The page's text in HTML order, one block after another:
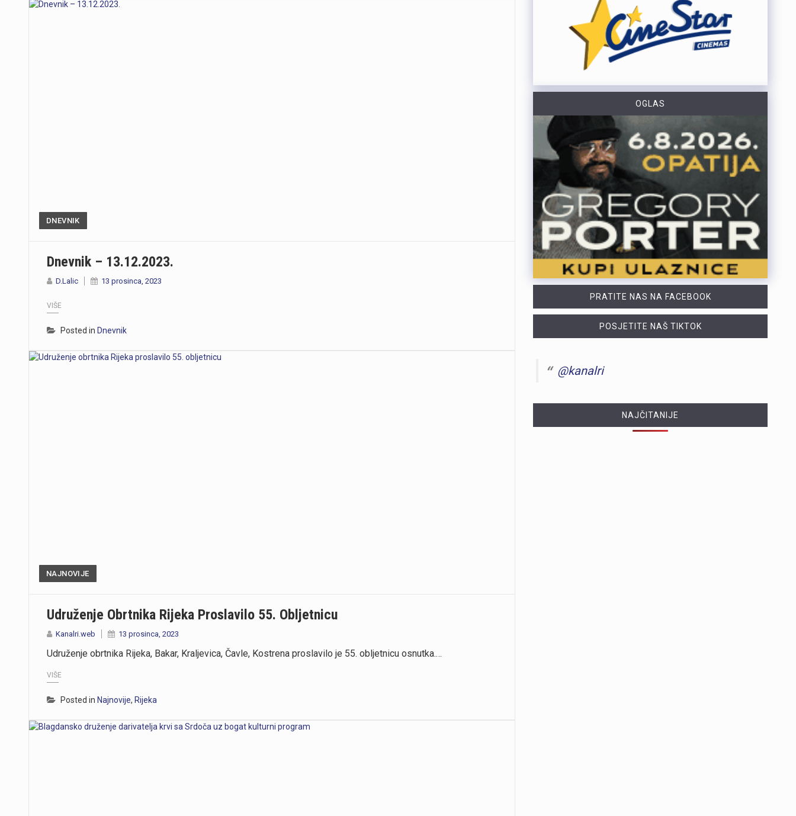
https://youtu.be/YVbmHv3gA5o U sklopu obilježavanja Dana pobjede i domovinske zahvalnosti te Dana hrvatskih branitelja, na Gatu Karoline Riječke u Rijeci građanima su za razgledavanje otvoreni službeni brodovi državnih tijela. Posjetitelji su mogli obići policijski brod „Marino Jakominić“ i novi carinski brod „Šibenik“ te izbliza upoznati rad posada i tehnologiju na plovilima. Iako je brod Lučke kapetanije bio u luci, nije bio otvoren za razgledavanje, dok najavljeni brod Hrvatske ratne mornarice ove godine nije stigao u Rijeku. Više u videoprilogu:
Otvorene su prijave za šesto izdanje amaterskog stolnoteniskog turnira Pajol Open. Turnir zajednički organiziraju Pajol Beach Bar i Distune Promotion. I ove se godine igra za projekt PingPongParkinson®. To je inicijativa namijenjena osobama oboljelima od Parkinsonove bolesti. Projekt je u New Yorku pokrenuo riječki glazbenik svjetskoga glasa Nenad Bach. Njemu je bolest dijagnosticirana, a nakon redovitog igranja stolnog tenisa primijetio je značajna poboljšanja. Danas u svijetu postoji više od 400 klubova u 30 zemalja. Održavaju se nacionalna i svjetska prvenstva. Sav prihod od kotizacija iznosi 10 eura. Novac je namijenjen za PingPongParkinson® Rijeka. Klub pomaže poboljšanju kvalitete života oboljelih osoba. Turnir je namijenjen isključivo amaterima. Profesionalni igrači i aktivni natjecatelji u klubovima ili ligama ne mogu sudjelovati. Prijaviti se mogu punoljetne osobe (od 18 godina) i strani državljani. Prijave traju do ponedjeljka, 17. kolovoza u 18 sati. Za prijavu je potrebno navesti: Ime i prezime Kontakt mobitel Naziv tima (obavezno samo za parove) Turnir se igra u pojedinačnoj i konkurenciji parova (maksimalno jedna prijava po osobi u obje kategorije), a format (kup ili skupine) ovisit će o broju sudionika. Kvalifikacije: Četvrtak, 20. kolovoza 2026. Završnica: Petak, 21. kolovoza 2026. (od 1. do 4. mjesta)U slučaju lošeg vremena (kiša/vjetar) turnir se…
https://youtu.be/0nSUyQ1tcGw Policijski službenici Policijske postaje Crikvenica spriječili su krijumčarenje stranih državljana koji su nezakonito ušli u Republiku Hrvatsku.Zaustavili su osobno vozilo njemačkih registarskih oznaka kojim je upravljao 61-godišnji njemački državljanin, a koji je strane državljane prevozio do dogovorenog odredišta.Nakon dovršenog kriminalističkog istraživanja, osumnjičeni je uz kaznenu prijavu predan pritvorskom nadzorniku, dok se prema strancima postupa sukladno Zakonu o strancima.
https://youtu.be/k6EMi82gXCo Na putu prema Baški na otoku Krku nalazi se jedan od većih zip lineova u Hrvatskoj, s ukupno osam linija ukupne dužine 2.400 metara. Posjetiteljima nudi avanturu koja traje više od sat i pol, uz brzine do 80 km/h, maksimalnu visinu od 55 metara te najdužu pojedinačnu liniju od 700 metara. Atrakciju posjećuju sve generacije, a službeno je namijenjena osobama od 6 do 76 godina, iako je najstariji gost imao 82 godine. Svi posjetitelji prije spusta prolaze kratku obuku i provjeru opreme. Više u videoprilogu:
DNEVNIK
Dnevnik – 13.12.2023.
D.Lalic 13 prosinca, 2023
VIŠE
Posted in Dnevnik
NAJNOVIJE
Udruženje Obrtnika Rijeka Proslavilo 55. Obljetnicu
Kanalri.web 13 prosinca, 2023
Udruženje obrtnika Rijeka, Bakar, Kraljevica, Čavle, Kostrena proslavilo je 55. obljetnicu osnutka.…
VIŠE
Posted in Najnovije, Rijeka
OGLAS
PRATITE NAS NA FACEBOOK
POSJETITE NAŠ TIKTOK
@kanalri
NAJČITANIJE